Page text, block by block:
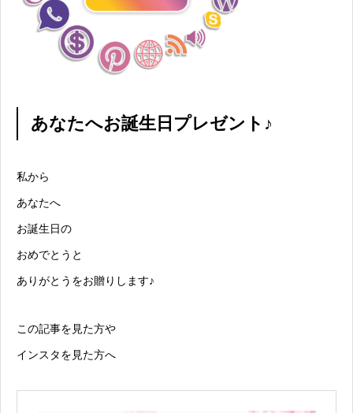
あなたへお誕生日プレゼント♪
私から
あなたへ
お誕生日の
おめでとうと
ありがとうをお贈りします♪
この記事を見た方や
インスタを見た方へ